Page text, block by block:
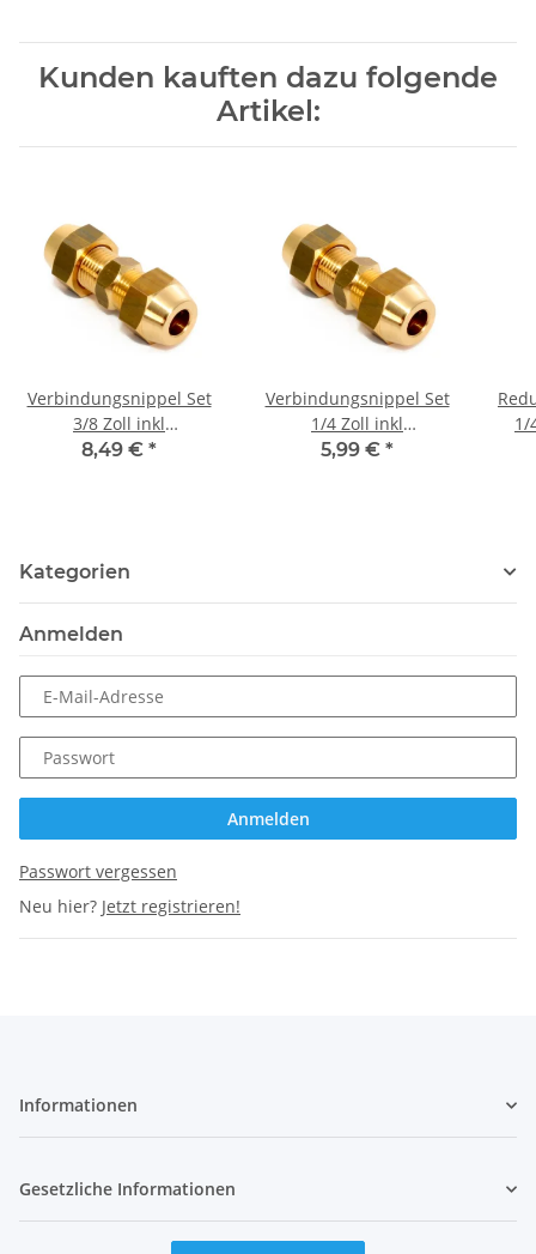
Kunden kauften dazu folgende
Artikel:
Verbindungsnippel Set
3/8 Zoll inkl
Bödelüberwurfmuttern
8,49 € *
Verbindungsnippel Set
1/4 Zoll inkl
Bödelüberwurfmuttern
5,99 € *
1/
Kategorien
Anmelden
E-Mail-Adresse
Passwort
Anmelden
Passwort vergessen
Neu hier? Jetzt registrieren!
Informationen
Gesetzliche Informationen